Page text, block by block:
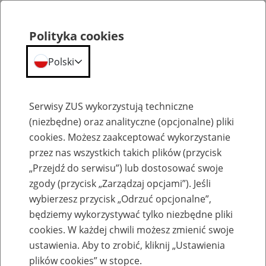
Emerytury
Baza zlikwidowanych lub
przekształconych zakładów pracy
Polityka cookies
Polski
Serwisy ZUS wykorzystują techniczne
(niezbędne) oraz analityczne (opcjonalne) pliki
cookies. Możesz zaakceptować wykorzystanie
przez nas wszystkich takich plików (przycisk
„Przejdź do serwisu”) lub dostosować swoje
zgody (przycisk „Zarządzaj opcjami”). Jeśli
wybierzesz przycisk „Odrzuć opcjonalne”,
będziemy wykorzystywać tylko niezbędne pliki
cookies. W każdej chwili możesz zmienić swoje
ustawienia. Aby to zrobić, kliknij „Ustawienia
plików cookies” w stopce.